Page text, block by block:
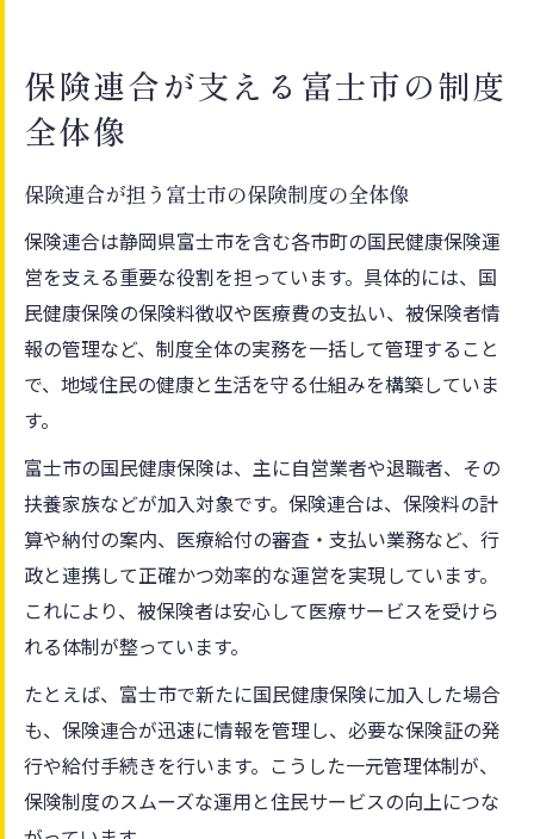
保険連合が支える富士市の制度
全体像
保険連合が担う富士市の保険制度の全体像
保険連合は静岡県富士市を含む各市町の国民健康保険運
営を支える重要な役割を担っています。具体的には、国
民健康保険の保険料徴収や医療費の支払い、被保険者情
報の管理など、制度全体の実務を一括して管理すること
で、地域住民の健康と生活を守る仕組みを構築していま
す。
富士市の国民健康保険は、主に自営業者や退職者、その
扶養家族などが加入対象です。保険連合は、保険料の計
算や納付の案内、医療給付の審査・支払い業務など、行
政と連携して正確かつ効率的な運営を実現しています。
これにより、被保険者は安心して医療サービスを受けら
れる体制が整っています。
たとえば、富士市で新たに国民健康保険に加入した場合
も、保険連合が迅速に情報を管理し、必要な保険証の発
行や給付手続きを行います。こうした一元管理体制が、
保険制度のスムーズな運用と住民サービスの向上につな